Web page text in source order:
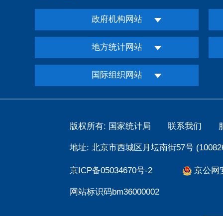
政府机构网站
地方统计网站
国际组织网站
版权所有: 国家统计局 联系我们
地址: 北京市西城区月坛南街57号
京ICP备05034670号-2 京公网
网站标识码bm36000002